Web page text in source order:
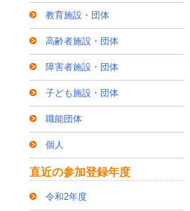
教育施設・団体
高齢者施設・団体
障害者施設・団体
子ども施設・団体
職能団体
個人
直近の参加登録年度
令和2年度